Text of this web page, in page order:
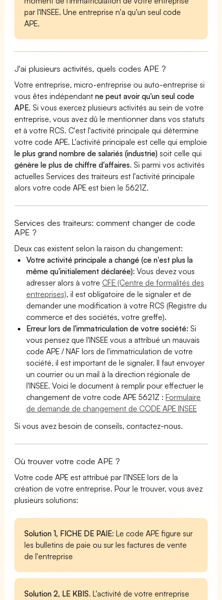
par l'INSEE. Une entreprise n'a qu'un seul code
APE.
J'ai plusieurs activités, quels codes APE ?
Votre entreprise, micro-entreprise ou auto-entreprise si
vous êtes indépendantne peut avoir qu'un seul code
APE. Si vous exercez plusieurs activités au sein de votre
entreprise, vous avez dû le mentionner dans vos statuts
et à votre RCS. C'est l'activité principale qui détermine
votre code APE. L'activité principale est celle qui emploie
le plus grand nombre de salariés (industrie) soit celle qui
génère le plus de chiffre d'affaires. Si parmi vos activités
actuelles Services des traiteurs est l'activité principale
alors votre code APE est bien le 5621Z.
Services des traiteurs: comment changer de code
APE ?
Deux cas existent selon la raison du changement:
Votre activité principale a changé (ce n'est plus la
même qu'initialement déclarée): Vous devez vous
adresser alors à votre CFE (Centre de formalités des
entreprises), il est obligatoire de le signaler et de
demander une modification à votre RCS (Registre du
commerce et des sociétés, votre greffe).
Erreur lors de l'immatriculation de votre société:Si
vous pensez que l'INSEE vous a attribué un mauvais
code APE / NAF lors de l'immatriculation de votre
société, il est important de le signaler. Il faut envoyer
un courrier ou un mail à la direction régionale de
l'INSEE. Voici le document à remplir pour effectuer le
changement de votre code APE 5621Z :Formulaire
de demande de changement de CODE APE INSEE
Si vous avez besoin de conseils, contactez-nous.
Où trouver votre code APE ?
Votre code APE est attribué par l'INSEE lors de la
création de votre entreprise. Pour le trouver, vous avez
plusieurs solutions:
Solution 1, FICHE DE PAIE: Le code APE figure sur
les bulletins de paie ou sur les factures de vente
de l'entreprise
Solution 2, LE KBIS. L'activité de votre entreprise